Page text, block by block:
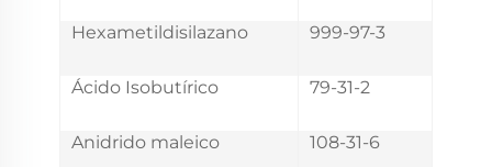
Hexametildisilazano 999-97-3
Ácido Isobutírico 79-31-2
Anidrido maleico 108-31-6